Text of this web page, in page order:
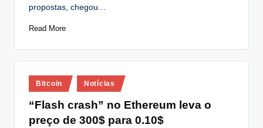
propostas, chegou…
Read More
Posted
in
Bitcoin Notícias
“Flash crash” no Ethereum leva o
preço de 300$ para 0.10$